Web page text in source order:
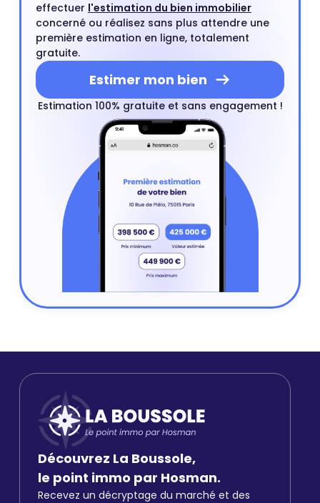
effectuer l'estimation du bien immobilier
concerné ou réalisez sans plus attendre une
première estimation en ligne, totalement
gratuite.
Estimer mon bien
Estimation 100% gratuite et sans engagement !
Découvrez La Boussole,
le point immo par Hosman.
Recevez un décryptage du marché et des